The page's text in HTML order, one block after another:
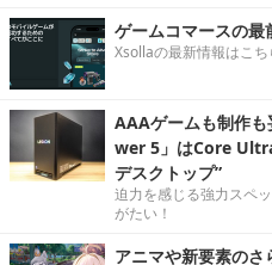
ゲームコマースの
Xsollaの最新情報はこち
AAAゲームも制作
wer 5」はCore
デスクトップ”
迫力を感じる強力スペ
がたい！
アニマや新要素の